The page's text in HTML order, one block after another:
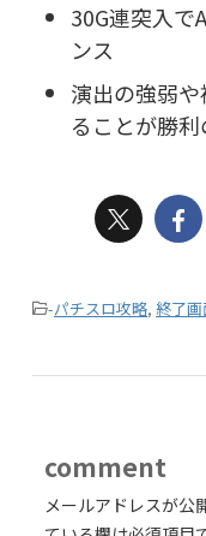
30G連突入で
ンス
演出の強弱
ることが勝
-パチスロ攻略, 終了
comment
メールアドレスが公